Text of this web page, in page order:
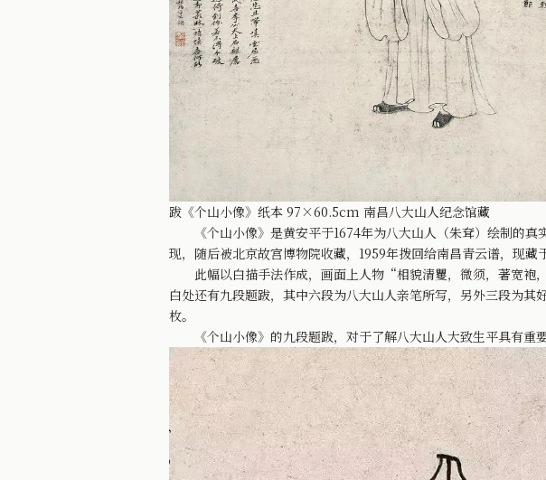
跋《个山小像》纸本 97×60.5cm 南昌八大山人纪念馆藏
《个山小像》是黄安平于1674年为八大山人（朱耷）绘制的真
现，随后被北京故宫博物院收藏，1959年拨回给南昌青云谱，现藏
此幅以白描手法作成，画面上人物“相貌清矍，微须，著宽袍
白处还有九段题跋，其中六段为八大山人亲笔所写，另外三段为
枚。
《个山小像》的九段题跋，对于了解八大山人大致生平具有重要